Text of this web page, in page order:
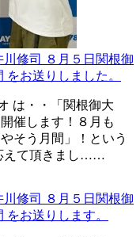
修司 ８月５日関根御
お送りしました。
は・・「関根御大
催します！８月も
そう月間」！という
えて頂きまし……
修司 ８月５日関根御
お送りします。